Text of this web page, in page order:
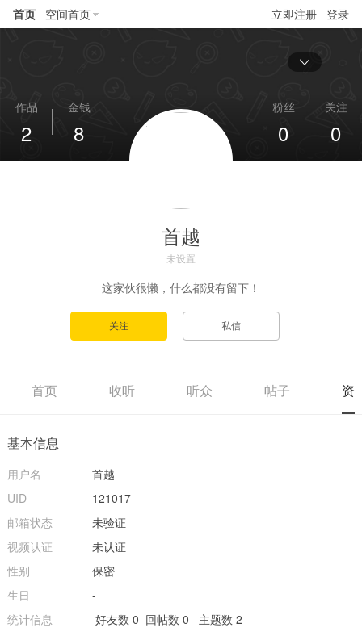
立即注册 登录
首页 空间首页
作品
2
金钱
8
关注
0
粉丝
0
首越
未设置
这家伙很懒，什么都没有留下！
首页 收听 听众 帖子 资
基本信息
用户名
首越
UID
121017
邮箱状态
未验证
视频认证
未认证
性别
保密
生日
-
统计信息
好友数 0 回帖数 0 主题数 2